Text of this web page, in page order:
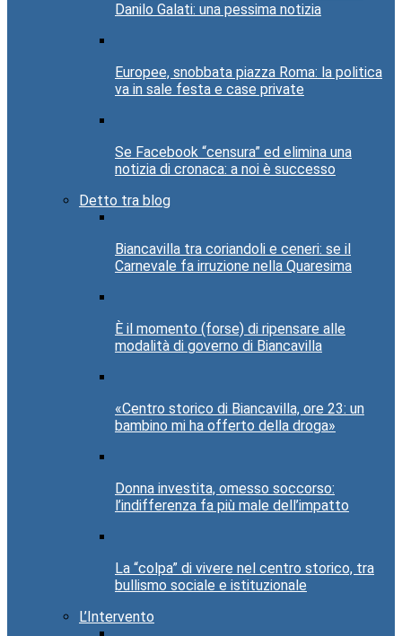
Danilo Galati: una pessima notizia
Europee, snobbata piazza Roma: la politica
va in sale festa e case private
Se Facebook “censura” ed elimina una
notizia di cronaca: a noi è successo
Detto tra blog
Biancavilla tra coriandoli e ceneri: se il
Carnevale fa irruzione nella Quaresima
È il momento (forse) di ripensare alle
modalità di governo di Biancavilla
«Centro storico di Biancavilla, ore 23: un
bambino mi ha offerto della droga»
Donna investita, omesso soccorso:
l’indifferenza fa più male dell’impatto
La “colpa” di vivere nel centro storico, tra
bullismo sociale e istituzionale
L’Intervento